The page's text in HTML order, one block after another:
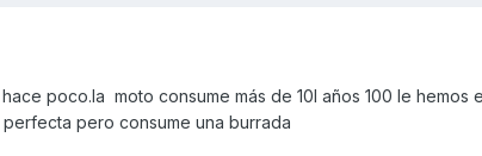
poco.la moto consume más de 10l años 100 le hemos
pero consume una burrada